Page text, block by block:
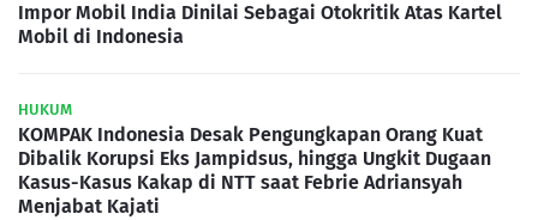
Impor Mobil India Dinilai Sebagai Otokritik Atas Kartel
Mobil di Indonesia
HUKUM
KOMPAK Indonesia Desak Pengungkapan Orang Kuat
Dibalik Korupsi Eks Jampidsus, hingga Ungkit Dugaan
Kasus-Kasus Kakap di NTT saat Febrie Adriansyah
Menjabat Kajati